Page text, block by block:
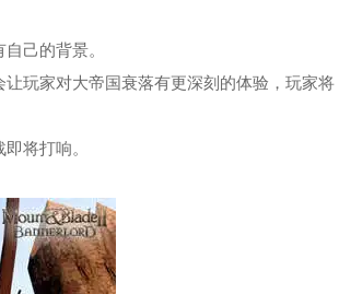
己的背景。
玩家对大帝国衰落有更深刻的体验，玩家将
将打响。